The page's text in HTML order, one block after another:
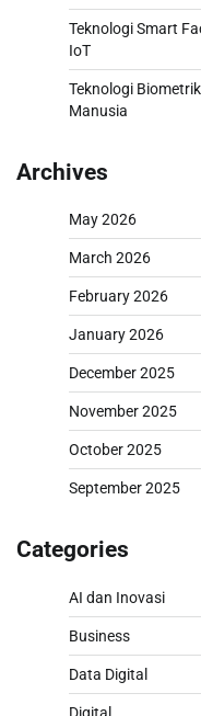
Teknologi Smart
IoT
Teknologi
Manusia
Archives
May 2026
March 2026
February 2026
January 2026
December 2025
November 2025
October 2025
September 2025
Categories
AI dan Inovasi
Business
Data Digital